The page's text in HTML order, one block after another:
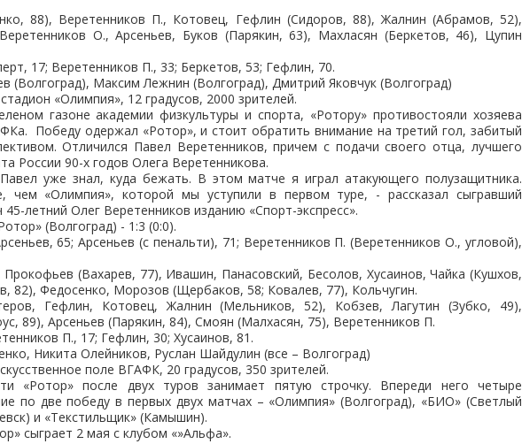
88), Веретенников П., Котовец, Гефлин (Сидоров, 88), Жалнин (Абрамов, 52),
О., Арсеньев, Буков (Парякин, 63), Махласян (Беркетов, 46), Цупин
17; Веретенников П., 33; Беркетов, 53; Гефлин, 70.
(Волгоград), Максим Лежнин (Волгоград), Дмитрий Яковчук (Волгоград)
«Олимпия», 12 градусов, 2000 зрителей.
газоне академии физкультуры и спорта, «Ротору» противостояли хозяева
Победу одержал «Ротор», и стоит обратить внимание на третий гол, забитый
Отличился Павел Веретенников, причем с подачи своего отца, лучшего
России 90-х годов Олега Веретенникова.
уже знал, куда бежать. В этом матче я играл атакующего полузащитника.
чем «Олимпия», которой мы уступили в первом туре, - рассказал сыгравший
45-летний Олег Веретенников изданию «Спорт-экспресс».
(Волгоград) - 1:3 (0:0).
65; Арсеньев (с пенальти), 71; Веретенников П. (Веретенников О., угловой),
(Вахарев, 77), Ивашин, Панасовский, Бесолов, Хусаинов, Чайка (Кушхов,
82), Федосенко, Морозов (Щербаков, 58; Ковалев, 77), Кольчугин.
Гефлин, Котовец, Жалнин (Мельников, 52), Кобзев, Лагутин (Зубко, 49),
89), Арсеньев (Парякин, 84), Смоян (Малхасян, 75), Веретенников П.
П., 17; Гефлин, 30; Хусаинов, 81.
Никита Олейников, Руслан Шайдулин (все – Волгоград)
поле ВГАФК, 20 градусов, 350 зрителей.
«Ротор» после двух туров занимает пятую строчку. Впереди него четыре
по две победу в первых двух матчах – «Олимпия» (Волгоград), «БИО» (Светлый
и «Текстильщик» (Камышин).
сыграет 2 мая с клубом «»Альфа».